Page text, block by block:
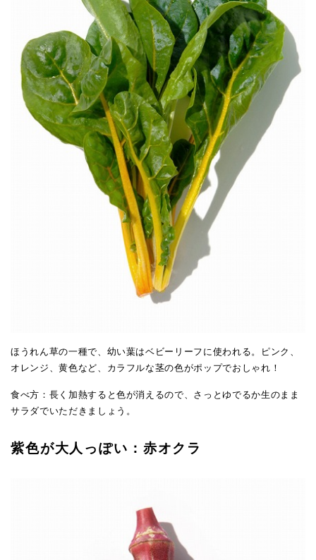
ほうれん草の一種で、幼い葉はベビーリーフに使われる。ピンク、
オレンジ、黄色など、カラフルな茎の色がポップでおしゃれ！
食べ方：長く加熱すると色が消えるので、さっとゆでるか生のまま
サラダでいただきましょう。
紫色が大人っぽい：赤オクラ